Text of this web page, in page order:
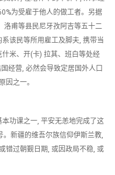
为受雇于他人的做工者。另据
洛甫等县民尼牙孜阿吉等五十二
该民等所用雇工及脚夫, 携带当
米、开(卡) 拉其、班白等处经
经营, 必然会导致定居国外人口
因之一。
功课之一, 平安无恙地完成了这
新疆的维吾尔族信仰伊斯兰教,
错过朝觐日期, 或因政局不稳, 或